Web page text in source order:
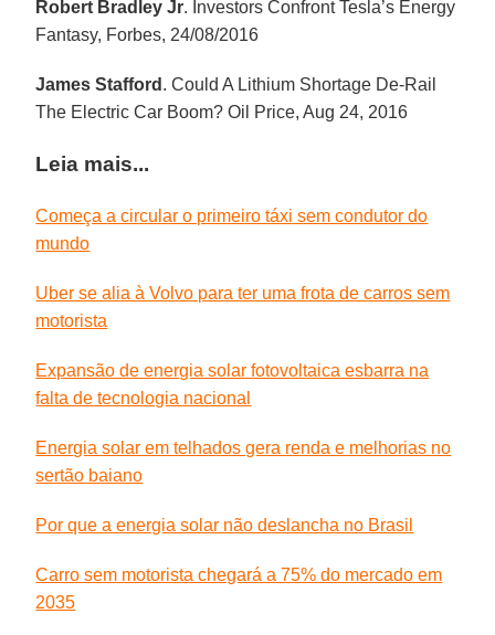
Robert Bradley Jr. Investors Confront Tesla’s Energy
Fantasy, Forbes, 24/08/2016
James Stafford . Could A Lithium Shortage De-Rail
The Electric Car Boom? Oil Price, Aug 24, 2016
Leia mais...
Começa a circular o primeiro táxi sem condutor do
mundo
Uber se alia à Volvo para ter uma frota de carros sem
motorista
Expansão de energia solar fotovoltaica esbarra na
falta de tecnologia nacional
Energia solar em telhados gera renda e melhorias no
sertão baiano
Por que a energia solar não deslancha no Brasil
Carro sem motorista chegará a 75% do mercado em
2035